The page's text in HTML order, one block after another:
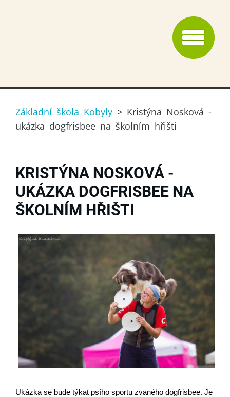
Základní škola Kobyly > Kristýna Nosková -
ukázka dogfrisbee na školním hřišti
KRISTÝNA NOSKOVÁ -
UKÁZKA DOGFRISBEE NA
ŠKOLNÍM HŘIŠTI
Ukázka se bude týkat psího sportu zvaného dogfrisbee. Je